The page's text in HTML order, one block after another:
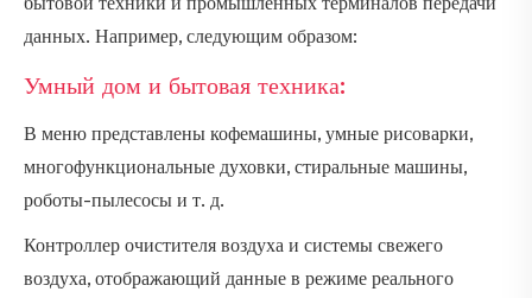
данных. Например, следующим образом:
Умный дом и бытовая техника:
В меню представлены кофемашины, умные рисоварки,
многофункциональные духовки, стиральные машины,
роботы-пылесосы и т. д.
Контроллер очистителя воздуха и системы свежего
воздуха, отображающий данные в режиме реального